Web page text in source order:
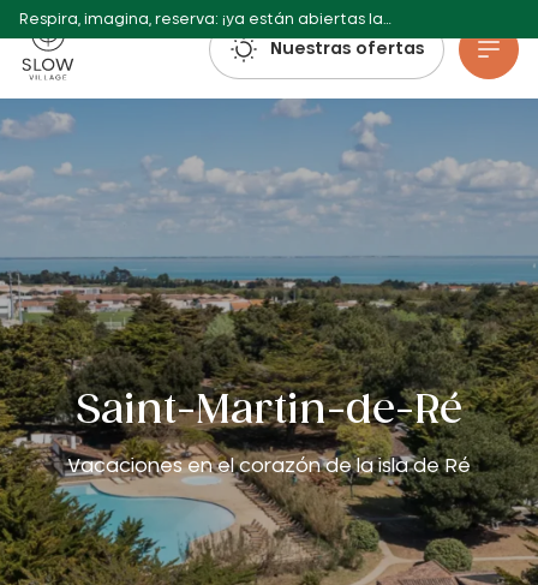
Ir al contenido principal
Pueblo Lento
Nuestras ofertas
Saint-Martin-de-Ré
Vacaciones en el corazón de la isla de Ré